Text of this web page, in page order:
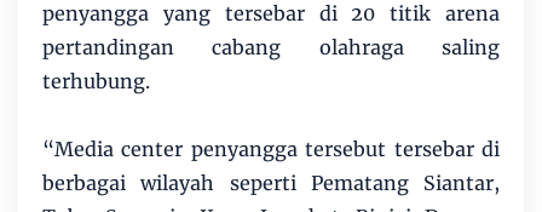
penyangga yang tersebar di 20 titik arena
pertandingan cabang olahraga saling
terhubung.
“Media center penyangga tersebut tersebar di
berbagai wilayah seperti Pematang Siantar,